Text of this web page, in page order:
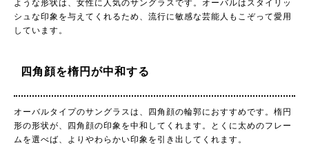
ような形状は、女性に人気のサングラスです。オーバルはスタイリッ
シュな印象を与えてくれるため、流行に敏感な芸能人もこぞって愛用
しています。
四角顔を楕円が中和する
オーバルタイプのサングラスは、四角顔の輪郭におすすめです。楕円
形の形状が、四角顔の印象を中和してくれます。とくに太めのフレー
ムを選べば、よりやわらかい印象を引き出してくれます。